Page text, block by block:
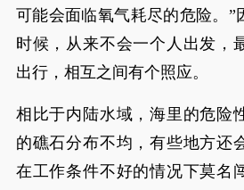
可能会面临氧气耗尽的危险。”
时候，从来不会一个人出发，
出行，相互之间有个照应。
相比于内陆水域，海里的危险
的礁石分布不均，有些地方还
在工作条件不好的情况下莫名